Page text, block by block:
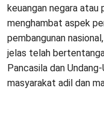
keuangan negara
menghambat aspek
pembangunan
jelas telah
Pancasila dan
masyarakat adil dan